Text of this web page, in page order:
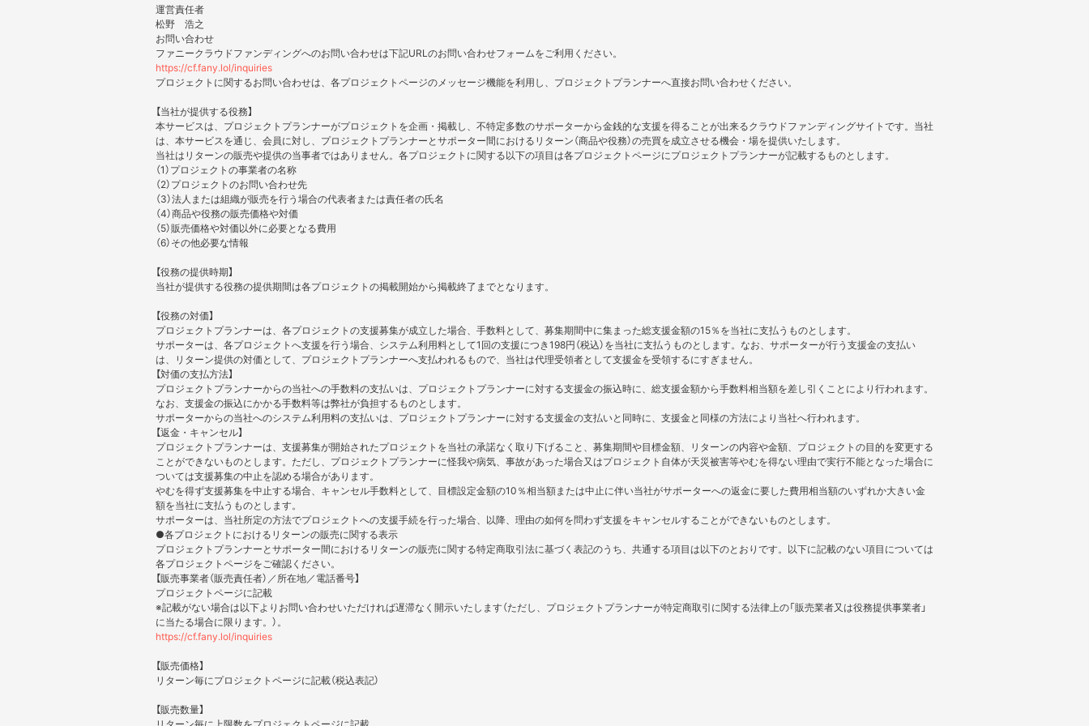
運営責任者
松野 浩之
お問い合わせ
ファニークラウドファンディングへのお問い合わせは下記URLのお問い合わせフォームをご利用ください。
https://cf.fany.lol/inquiries
プロジェクトに関するお問い合わせは、各プロジェクトページのメッセージ機能を利用し、プロジェクトプランナーへ直接お問い合わせください。
【当社が提供する役務】
本サービスは、プロジェクトプランナーがプロジェクトを企画・掲載し、不特定多数のサポーターから金銭的な支援を得ることが出来るクラウドファンディングサイトです。当社
は、本サービスを通じ、会員に対し、プロジェクトプランナーとサポーター間におけるリターン（商品や役務）の売買を成立させる機会・場を提供いたします。
当社はリターンの販売や提供の当事者ではありません。各プロジェクトに関する以下の項目は各プロジェクトページにプロジェクトプランナーが記載するものとします。
（1）プロジェクトの事業者の名称
（2）プロジェクトのお問い合わせ先
（3）法人または組織が販売を行う場合の代表者または責任者の氏名
（4）商品や役務の販売価格や対価
（5）販売価格や対価以外に必要となる費用
（6）その他必要な情報
【役務の提供時期】
当社が提供する役務の提供期間は各プロジェクトの掲載開始から掲載終了までとなります。
【役務の対価】
プロジェクトプランナーは、各プロジェクトの支援募集が成立した場合、手数料として、募集期間中に集まった総支援金額の15％を当社に支払うものとします。
サポーターは、各プロジェクトへ支援を行う場合、システム利用料として1回の支援につき198円（税込）を当社に支払うものとします。なお、サポーターが行う支援金の支払い
は、リターン提供の対価として、プロジェクトプランナーへ支払われるもので、当社は代理受領者として支援金を受領するにすぎません。
【対価の支払方法】
プロジェクトプランナーからの当社への手数料の支払いは、プロジェクトプランナーに対する支援金の振込時に、総支援金額から手数料相当額を差し引くことにより行われます。
なお、支援金の振込にかかる手数料等は弊社が負担するものとします。
サポーターからの当社へのシステム利用料の支払いは、プロジェクトプランナーに対する支援金の支払いと同時に、支援金と同様の方法により当社へ行われます。
【返金・キャンセル】
プロジェクトプランナーは、支援募集が開始されたプロジェクトを当社の承諾なく取り下げること、募集期間や目標金額、リターンの内容や金額、プロジェクトの目的を変更する
ことができないものとします。ただし、プロジェクトプランナーに怪我や病気、事故があった場合又はプロジェクト自体が天災被害等やむを得ない理由で実行不能となった場合に
ついては支援募集の中止を認める場合があります。
やむを得ず支援募集を中止する場合、キャンセル手数料として、目標設定金額の10％相当額または中止に伴い当社がサポーターへの返金に要した費用相当額のいずれか大きい金
額を当社に支払うものとします。
サポーターは、当社所定の方法でプロジェクトへの支援手続を行った場合、以降、理由の如何を問わず支援をキャンセルすることができないものとします。
●各プロジェクトにおけるリターンの販売に関する表示
プロジェクトプランナーとサポーター間におけるリターンの販売に関する特定商取引法に基づく表記のうち、共通する項目は以下のとおりです。以下に記載のない項目については
各プロジェクトページをご確認ください。
【販売事業者（販売責任者）／所在地／電話番号】
プロジェクトページに記載
※記載がない場合は以下よりお問い合わせいただければ遅滞なく開示いたします（ただし、プロジェクトプランナーが特定商取引に関する法律上の「販売業者又は役務提供事業者」
に当たる場合に限ります。）。
https://cf.fany.lol/inquiries
【販売価格】
リターン毎にプロジェクトページに記載（税込表記）
【販売数量】